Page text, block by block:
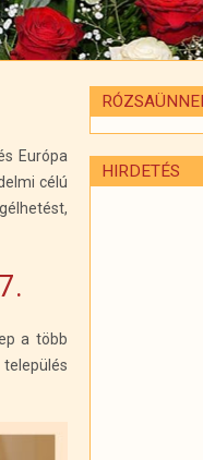
Európa
célú
a több
HIRDETÉS